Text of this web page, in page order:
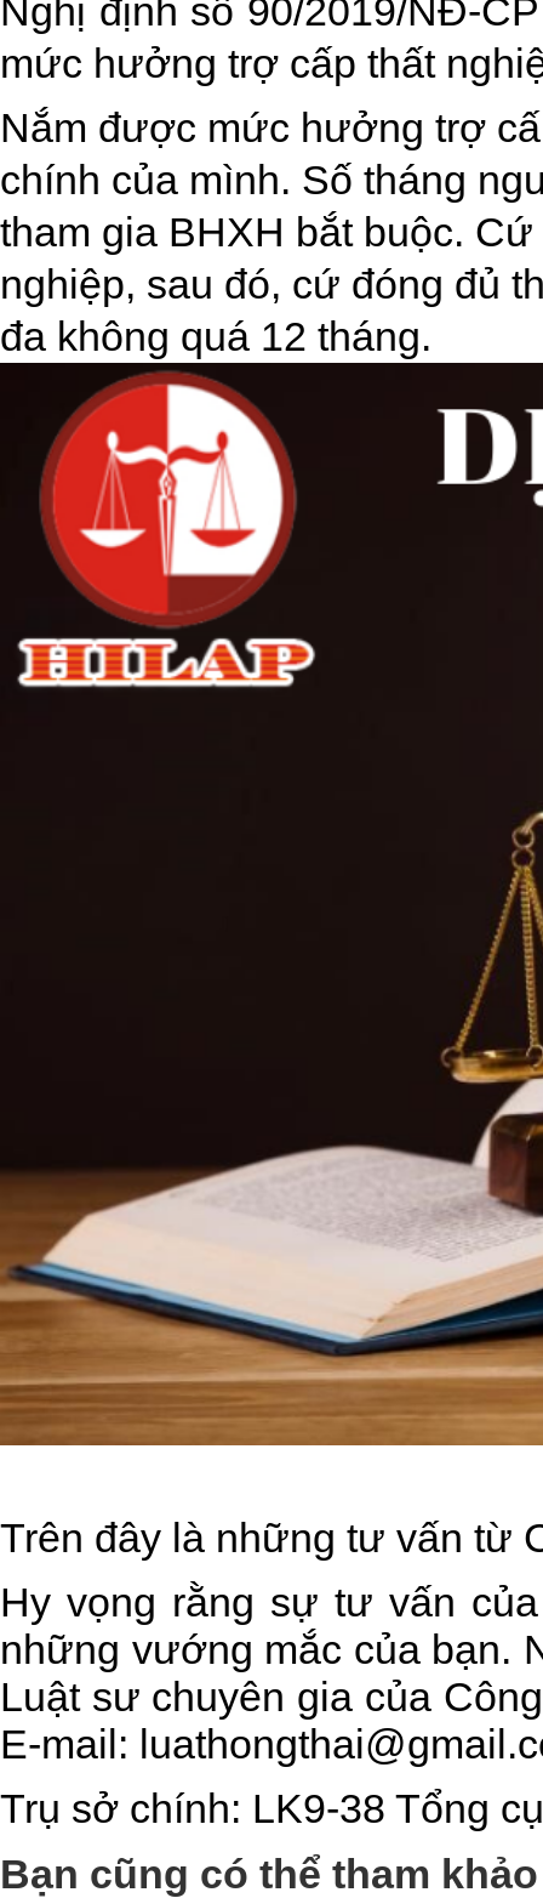
Nghị định số 90/2019/NĐ-
mức hưởng trợ cấp thất
Nắm được mức hưởng trợ
chính của mình. Số tháng
tham gia BHXH bắt buộc.
nghiệp, sau đó, cứ đóng đủ
đa không quá 12 tháng.
Trên đây là những tư vấn từ
Hy vọng rằng sự tư vấn
những vướng mắc của bạn.
Luật sư chuyên gia của
E-mail:
Trụ sở chính: LK9-38 Tổng
Bạn cũng có thể tham